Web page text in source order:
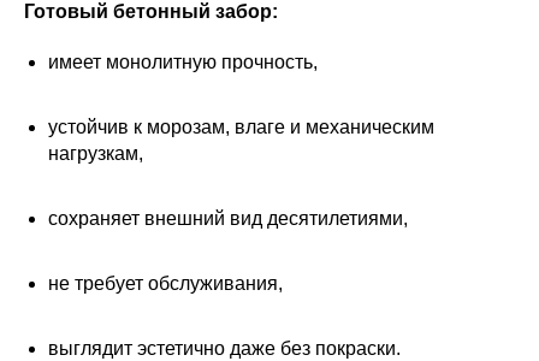
Готовый бетонный забор:
имеет монолитную прочность,
устойчив к морозам, влаге и механическим
нагрузкам,
сохраняет внешний вид десятилетиями,
не требует обслуживания,
выглядит эстетично даже без покраски.